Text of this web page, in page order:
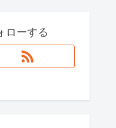
ローする